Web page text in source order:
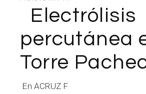
Electrólisis
percutánea
Torre
En ACRUZ F